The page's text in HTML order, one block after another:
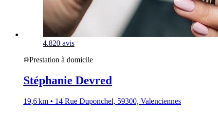
4.820 avis
Prestation à domicile
Stéphanie Devred
19,6 km • 14 Rue Duponchel, 59300, Valenciennes